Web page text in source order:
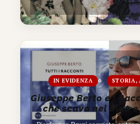
IN EVIDENZA STORIA,
Giuseppe Berto e i
che scava nel buio